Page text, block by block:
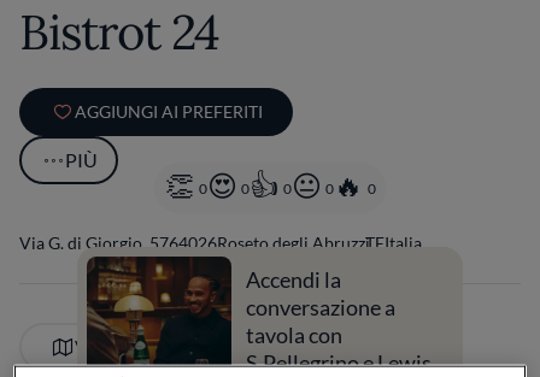
Bistrot 24
AGGIUNGI AI PREFERITI
PIÙ
0 0 0 0 0
Accendi la
conversazione a
tavola con
S.Pellegrino e Lewis
Via G. di Giorgio, 5764026Roseto degli AbruzziTEItalia
VEDI SULLA MAPPA